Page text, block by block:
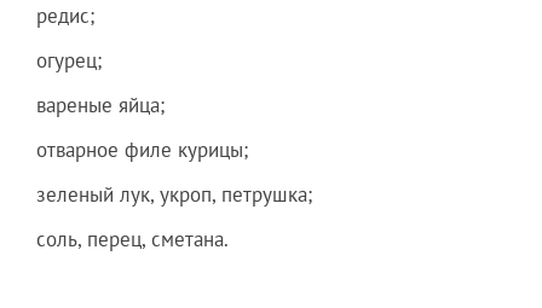
редис;
огурец;
вареные яйца;
отварное филе курицы;
зеленый лук, укроп, петрушка;
соль, перец, сметана.